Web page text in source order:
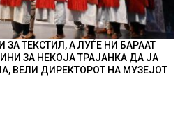
ТЕКСТИЛ, А ЛУЃЕ НИ БАРААТ
ЗА НЕКОЈА ТРАЈАНКА ДА ЈА
ВЕЛИ ДИРЕКТОРОТ НА МУЗЕЈОТ